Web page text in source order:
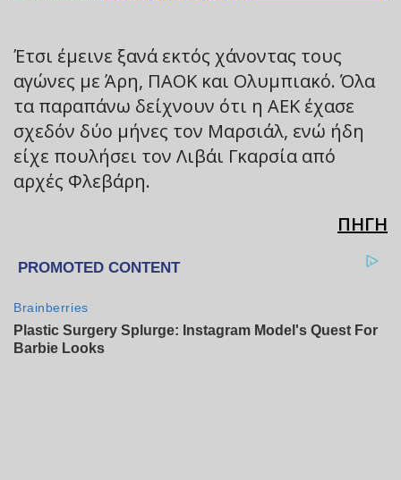
Έτσι έμεινε ξανά εκτός χάνοντας τους
αγώνες με Άρη, ΠΑΟΚ και Ολυμπιακό. Όλα
τα παραπάνω δείχνουν ότι η ΑΕΚ έχασε
σχεδόν δύο μήνες τον Μαρσιάλ, ενώ ήδη
είχε πουλήσει τον Λιβάι Γκαρσία από
αρχές Φλεβάρη.
ΠΗΓΗ